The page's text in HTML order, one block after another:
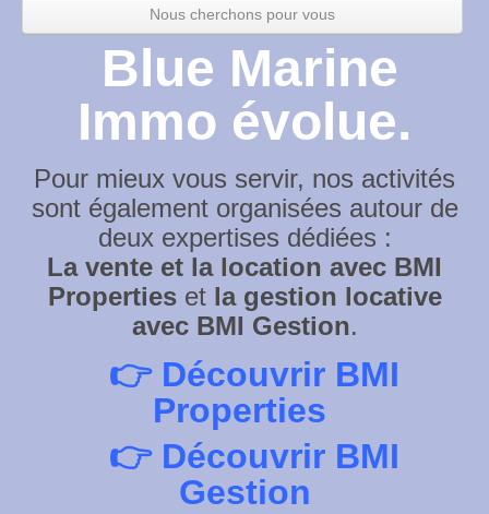
Nous cherchons pour vous
Blue Marine
Immo évolue.
Pour mieux vous servir, nos activités
sont également organisées autour de
deux expertises dédiées :
La vente et la location avec BMI
Propertieset la gestion locative
avec BMI Gestion.
👉 Découvrir BMI
Properties
👉 Découvrir BMI
Gestion